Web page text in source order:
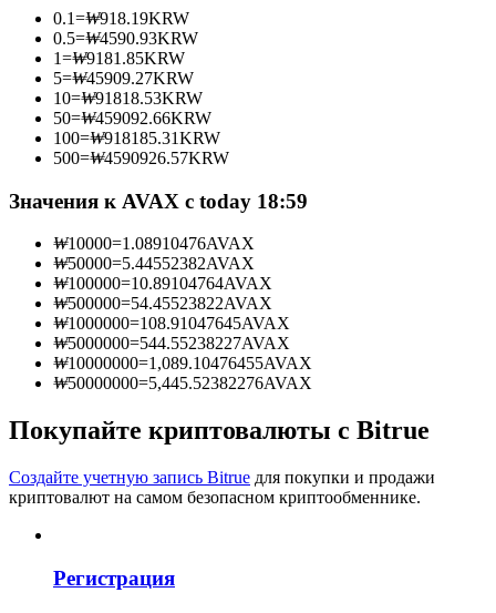
Станьте копи-трейдером
Наслаждайтесь распределением прибыли и комиссиями
за копи-трейдинг
Информация
Анализ больших данных, включая торговую информацию
и т. д.
0.1=₩918.19KRW
0.5=₩4590.93KRW
1=₩9181.85KRW
5=₩45909.27KRW
10=₩91818.53KRW
50=₩459092.66KRW
100=₩918185.31KRW
500=₩4590926.57KRW
Значения к AVAX с today 18:59
₩10000=1.08910476AVAX
₩50000=5.44552382AVAX
₩100000=10.89104764AVAX
₩500000=54.45523822AVAX
₩1000000=108.91047645AVAX
₩5000000=544.55238227AVAX
₩10000000=1,089.10476455AVAX
₩50000000=5,445.52382276AVAX
Покупайте криптовалюты с Bitrue
Создайте учетную запись Bitrue для покупки и продажи
криптовалют на самом безопасном криптообменнике.
Регистрация